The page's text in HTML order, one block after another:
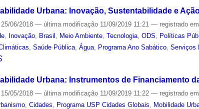
Urbana: Inovação, Sustentabilidade e
25/06/2018— última modificação 11/09/2019 11:21— registrado
Inovação Brasil Meio Ambiente ,Tecnologia ,ODS Políticas
,Saúde Pública ,Água Programa Ano Sabático ,Serviços
Urbana: Instrumentos de Financiamento
15/05/2018— última modificação 11/09/2019 11:22— registrado
,Cidades, Programa USP Cidades Globais, Mobilidade